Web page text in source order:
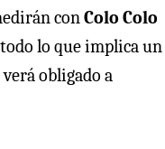
conColo Colo
lo que implica un
obligado a